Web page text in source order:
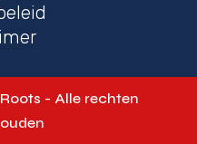
- Alle rechten